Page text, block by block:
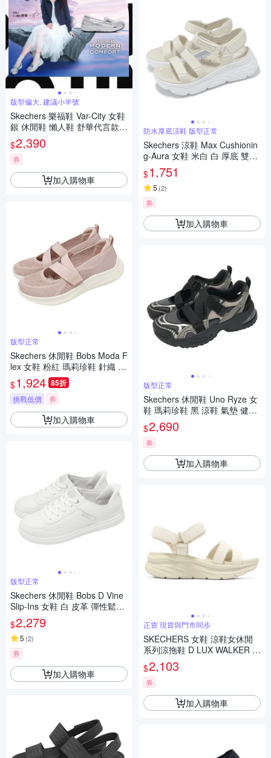
版型偏大, 建議小半號
Skechers 樂福鞋 Var-City 女鞋
銀 休閒鞋 懶人鞋 舒華代言款 1
59305SIL
$2,390
券
加入購物車
版型正常
Skechers 休閒鞋 Bobs Moda F
lex 女鞋 粉紅 瑪莉珍鞋 針織 魔
鬼氈 117732BLSH
$1,924 85折
挑戰低價 券
加入購物車
版型正常
Skechers 休閒鞋 Bobs D Vine
Slip-Ins 女鞋 白 皮革 彈性鬆緊
鞋帶 114827WHT
$2,279
5 (2)
券
加入購物車
防水厚底涼鞋 版型正常
Skechers 涼鞋 Max Cushionin
g-Aura 女鞋 米白 白 厚底 雙密
度 緩衝 防水 涼拖鞋 111126NA
T
$1,751
5 (2)
券
加入購物車
版型正常
Skechers 休閒鞋 Uno Ryze 女
鞋 瑪莉珍鞋 黑 涼鞋 氣墊 健走
177603GUBK
$2,690
券
加入購物車
正貨 現貨與門市同步
SKECHERS 女鞋 涼鞋女休閒
系列涼拖鞋 D LUX WALKER 米
白 魔鬼氈 119828NAT
$2,103
券
加入購物車